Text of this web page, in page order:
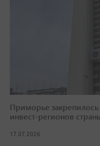
Приморье закрепилось
инвест-регионов
17.07.2026